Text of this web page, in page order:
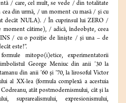
/ care, cel mult, se vede / din totalitate
din urmă, / un moment cu masă / şi cu
decât NULA). / În cuprinsul lui ZERO /
moment câtime), / adică, îndeobşte, ceea
/ cu o poziţie de linişte / şi una – de
este!”.
mitopo(i)etice, experimentatorii
George Meniuc din anii ’30 la
din anii ’60 şi ’70, la lirosoful Victor
al XX-lea (formula complexă a acestuia
atât postmodernismului, cât şi la
suprarealismului, expresionismului,